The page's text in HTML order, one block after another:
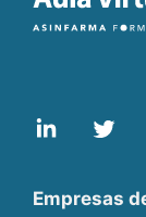
Empresas